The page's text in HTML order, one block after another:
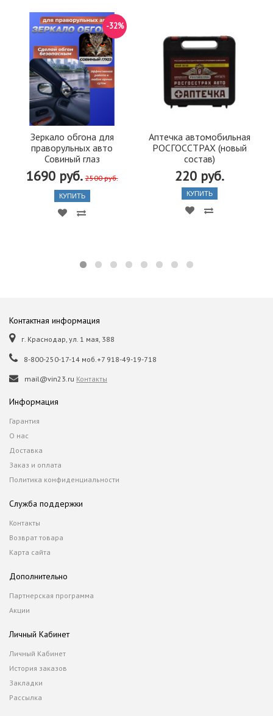
Зеркало обгона для
праворульных авто
Совиный глаз
1690 руб. 2500 руб.
-32%
КУПИТЬ
Аптечка автомобильная
РОСГОССТРАХ (новый
состав)
220 руб.
КУПИТЬ
Контактная информация
г. Краснодар, ул. 1 мая, 388
8-800-250-17-14 моб.+7 918-49-19-718
mail@vin23.ru Контакты
Информация
Гарантия
О нас
Доставка
Заказ и оплата
Политика конфиденциальности
Служба поддержки
Контакты
Возврат товара
Карта сайта
Дополнительно
Партнерская программа
Акции
Личный Кабинет
Личный Кабинет
История заказов
Закладки
Рассылка